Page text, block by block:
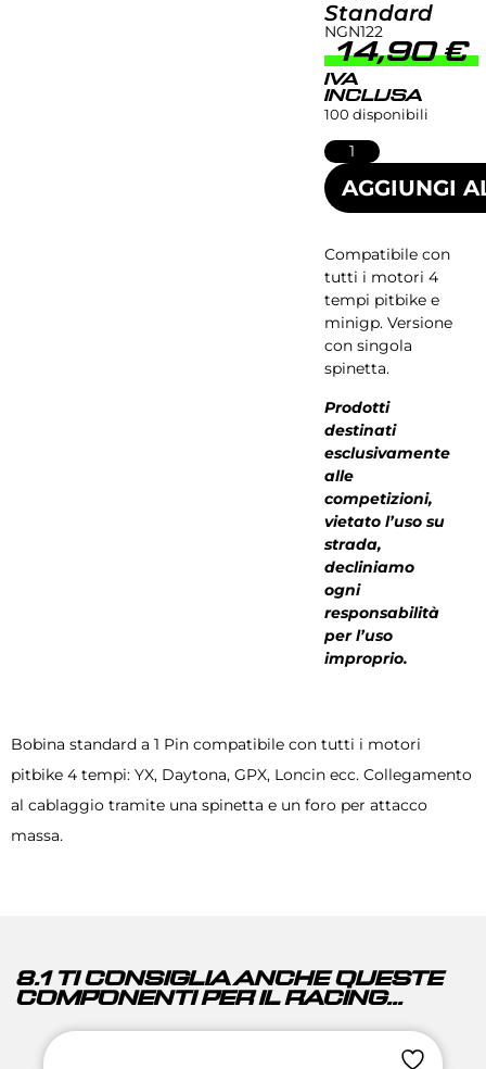
Standard
NGN122
14,90€
IVA
INCLUSA
100 disponibili
AGGIUNGI
Compatibile con
tutti i motori 4
tempi pitbike e
minigp. Versione
con singola
spinetta.
Prodotti
destinati
esclusivamente
alle
competizioni,
vietato l’uso su
strada,
decliniamo
ogni
responsabilità
per l’uso
improprio.
Bobina standard a 1 Pin compatibile con tutti i motori
pitbike 4 tempi: YX, Daytona, GPX, Loncin ecc. Collegamento
al cablaggio tramite una spinetta e un foro per attacco
massa.
8.1 TI CONSIGLIA ANCHE QUESTE
COMPONENTI PER IL RACING...